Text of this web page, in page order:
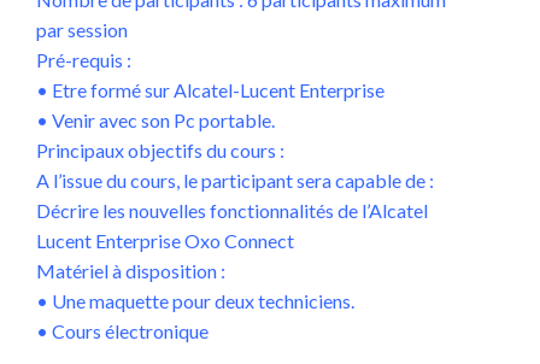
par session
Pré-requis :
• Etre formé sur Alcatel-Lucent Enterprise
• Venir avec son Pc portable.
Principaux objectifs du cours :
A l’issue du cours, le participant sera capable de :
Décrire les nouvelles fonctionnalités de l’Alcatel
Lucent Enterprise Oxo Connect
Matériel à disposition :
• Une maquette pour deux techniciens.
• Cours électronique